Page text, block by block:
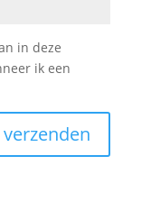
in deze
ik een